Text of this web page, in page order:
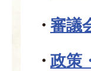
審議
政策